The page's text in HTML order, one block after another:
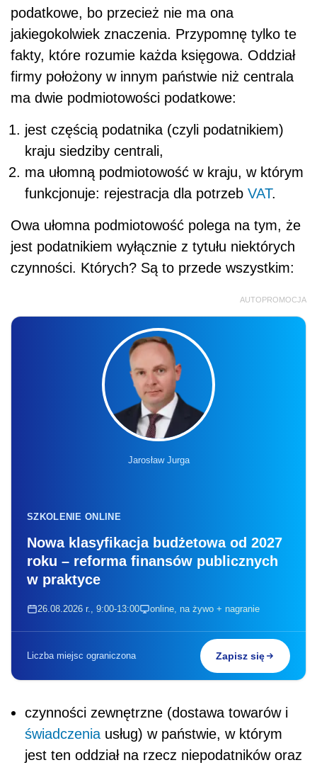
podatkowe, bo przecież nie ma ona
jakiegokolwiek znaczenia. Przypomnę tylko te
fakty, które rozumie każda księgowa. Oddział
firmy położony w innym państwie niż centrala
ma dwie podmiotowości podatkowe:
jest częścią podatnika (czyli podatnikiem)
kraju siedziby centrali,
ma ułomną podmiotowość w kraju, w którym
funkcjonuje: rejestracja dla potrzeb VAT.
Owa ułomna podmiotowość polega na tym, że
jest podatnikiem wyłącznie z tytułu niektórych
czynności. Których? Są to przede wszystkim:
AUTOPROMOCJA
Jarosław Jurga
SZKOLENIE ONLINE
Nowa klasyfikacja budżetowa od 2027
roku – reforma finansów publicznych
w praktyce
26.08.2026 r., 9:00-13:00 online, na żywo + nagranie
Liczba miejsc ograniczona Zapisz się
czynności zewnętrzne (dostawa towarów i
świadczenia usług) w państwie, w którym
jest ten oddział na rzecz niepodatników oraz